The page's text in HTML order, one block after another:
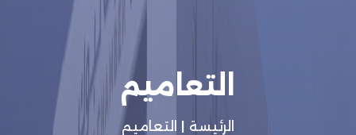
التعاميم
الرئيسة | التعاميم